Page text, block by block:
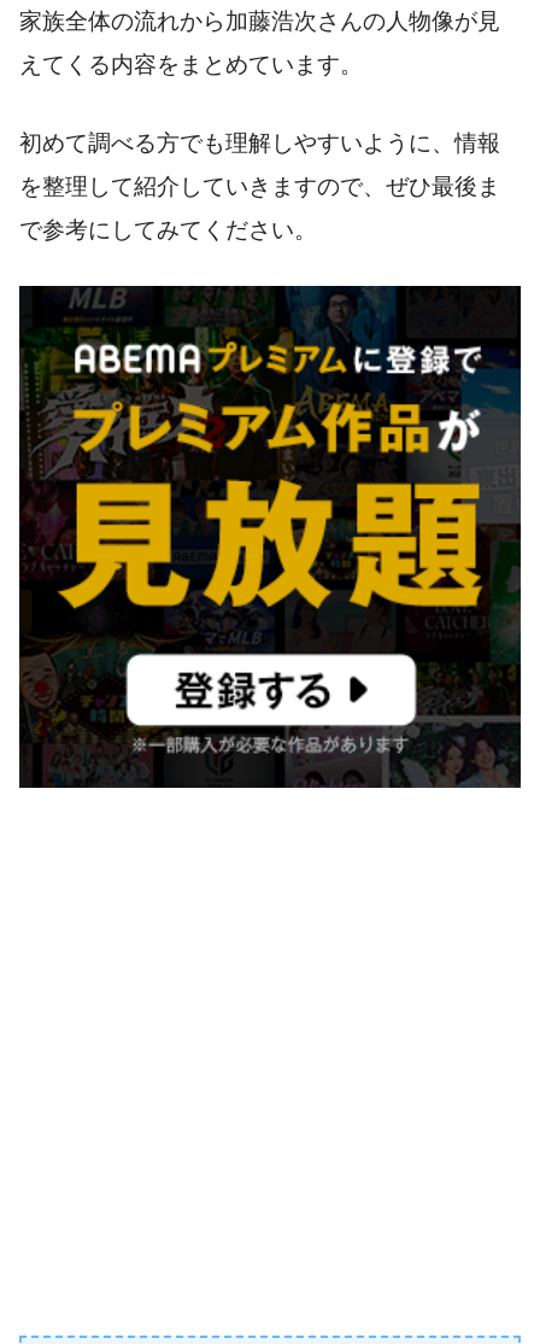
家族全体の流れから加藤浩次さんの人物像が見
えてくる内容をまとめています。
初めて調べる方でも理解しやすいように、情報
を整理して紹介していきますので、ぜひ最後ま
で参考にしてみてください。